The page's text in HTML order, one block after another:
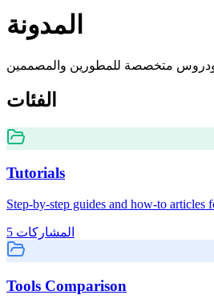
المدونة
الفئات
Tutorials
Step-by-step guides and how-to articles
5 المشاركات
Tools Comparison